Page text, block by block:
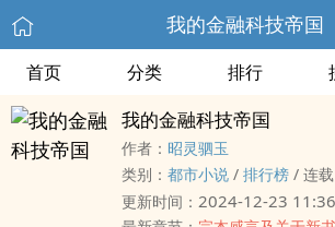
我的金融科技帝国
首页 分类 排行
我的金融科技帝国
作者： 昭灵驷玉
类别： 都市小说 / 排行榜 / 连载
更新时间： 2024-12-23